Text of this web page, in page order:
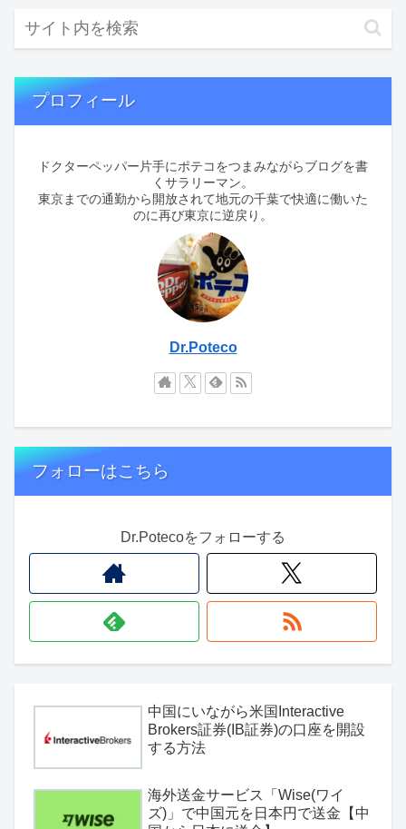
プロフィール
ドクターペッパー片手にポテコをつまみながらブログを書
くサラリーマン。
東京までの通勤から開放されて地元の千葉で快適に働いた
のに再び東京に逆戻り。
Dr.Poteco
フォローはこちら
Dr.Potecoをフォローする
中国にいながら米国Interactive
Brokers証券(IB証券)の口座を開設
する方法
海外送金サービス「Wise(ワイ
ズ)」で中国元を日本円で送金【中